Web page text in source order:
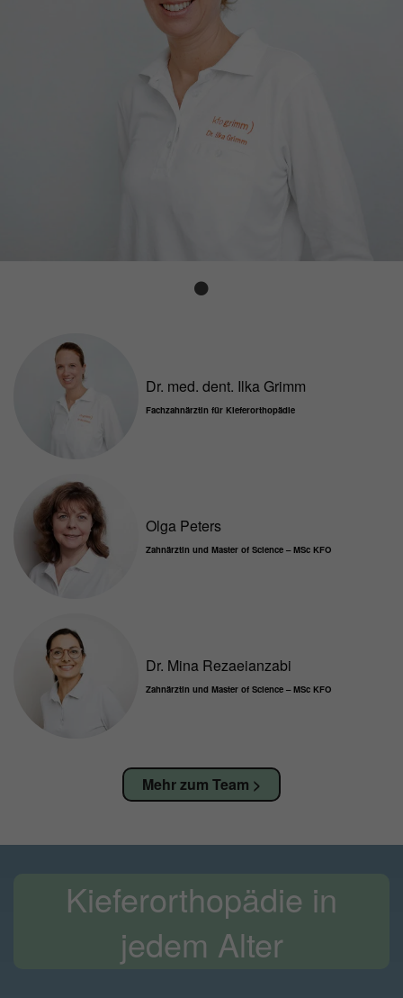
Dr. med. dent. Ilka Grimm
Fachzahnärztin für Kieferorthopädie
Olga Peters
Zahnärztin und Master of Science – MSc KFO
Dr. Mina Rezaeianzabi
Zahnärztin und Master of Science – MSc KFO
Mehr zum Team >
Kieferorthopädie in
jedem Alter